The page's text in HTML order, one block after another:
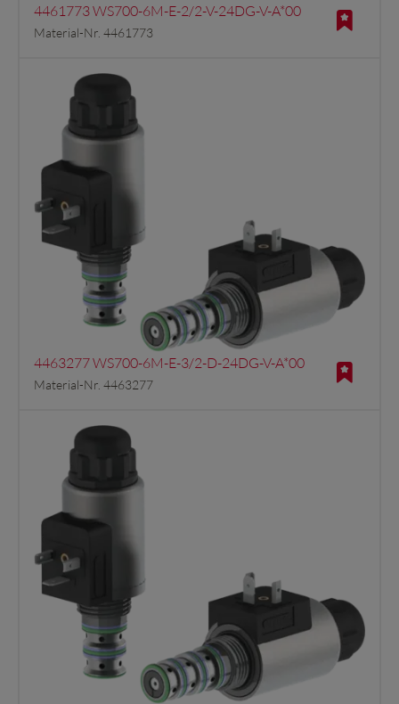
4461773 WS700-6M-E-2/2-V-24DG-V-A*00
Material-Nr. 4461773
4463277 WS700-6M-E-3/2-D-24DG-V-A*00
Material-Nr. 4463277